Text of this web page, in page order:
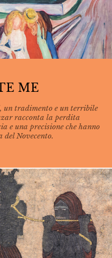
ME
un tradimento e un terribile
racconta la perdita
e una precisione che hanno
Novecento.